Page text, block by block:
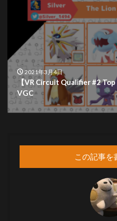
2021年3月4日
【VR Circuit Qualifier #2
VGC
この記事を